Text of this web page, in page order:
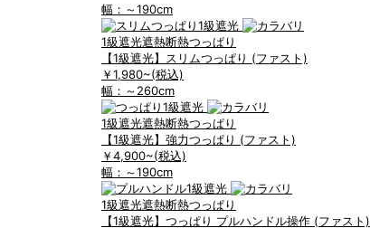
幅：～190cm
1級遮光遮熱断熱つっぱり
【1級遮光】スリムつっぱり (ファスト)
￥1,980~(税込)
幅：～260cm
1級遮光遮熱断熱つっぱり
【1級遮光】強力つっぱり (ファスト)
￥4,900~(税込)
幅：～190cm
1級遮光遮熱断熱つっぱり
【1級遮光】つっぱり プルハンドル操作 (ファスト)